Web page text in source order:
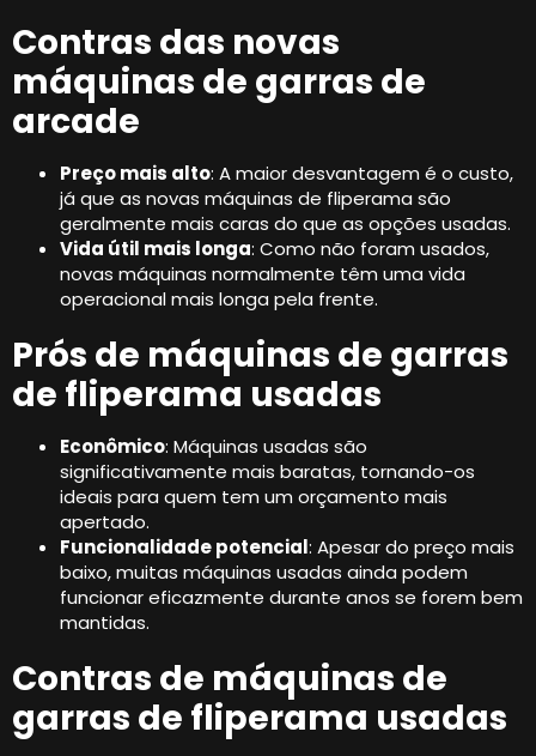
Contras das novas
máquinas de garras de
arcade
Preço mais alto: A maior desvantagem é o custo,
já que as novas máquinas de fliperama são
geralmente mais caras do que as opções usadas.
Vida útil mais longa: Como não foram usados,
novas máquinas normalmente têm uma vida
operacional mais longa pela frente.
Prós de máquinas de garras
de fliperama usadas
Econômico: Máquinas usadas são
significativamente mais baratas, tornando-os
ideais para quem tem um orçamento mais
apertado.
Funcionalidade potencial: Apesar do preço mais
baixo, muitas máquinas usadas ainda podem
funcionar eficazmente durante anos se forem bem
mantidas.
Contras de máquinas de
garras de fliperama usadas